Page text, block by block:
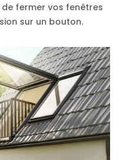
fermer vos fenêtres
sur un bouton.